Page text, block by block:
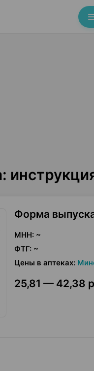
Форма
МНН: ~
ФТГ: ~
Цены в аптеках:
25,81 — 42,38